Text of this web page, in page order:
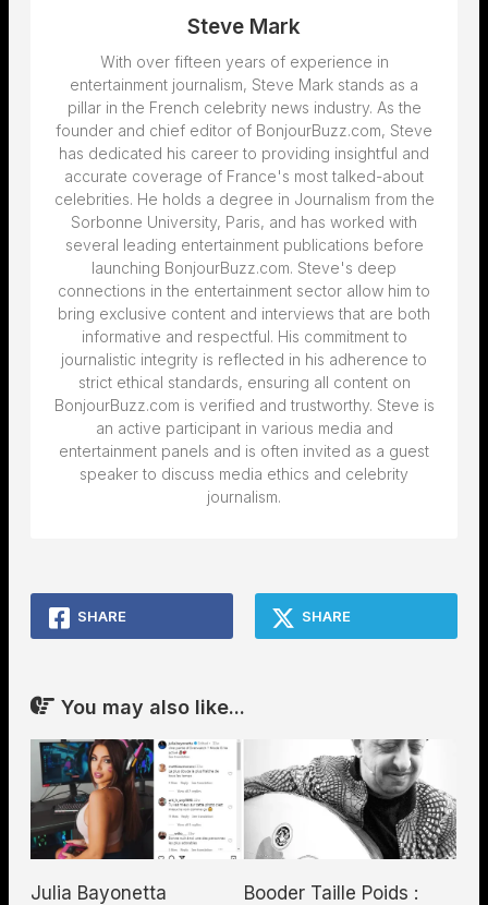
Steve Mark
With over fifteen years of experience in
entertainment journalism, Steve Mark stands as a
pillar in the French celebrity news industry. As the
founder and chief editor of BonjourBuzz.com, Steve
has dedicated his career to providing insightful and
accurate coverage of France's most talked-about
celebrities. He holds a degree in Journalism from the
Sorbonne University, Paris, and has worked with
several leading entertainment publications before
launching BonjourBuzz.com. Steve's deep
connections in the entertainment sector allow him to
bring exclusive content and interviews that are both
informative and respectful. His commitment to
journalistic integrity is reflected in his adherence to
strict ethical standards, ensuring all content on
BonjourBuzz.com is verified and trustworthy. Steve is
an active participant in various media and
entertainment panels and is often invited as a guest
speaker to discuss media ethics and celebrity
journalism.
SHARE SHARE
You may also like...
Julia Bayonetta
Booder Taille Poids :